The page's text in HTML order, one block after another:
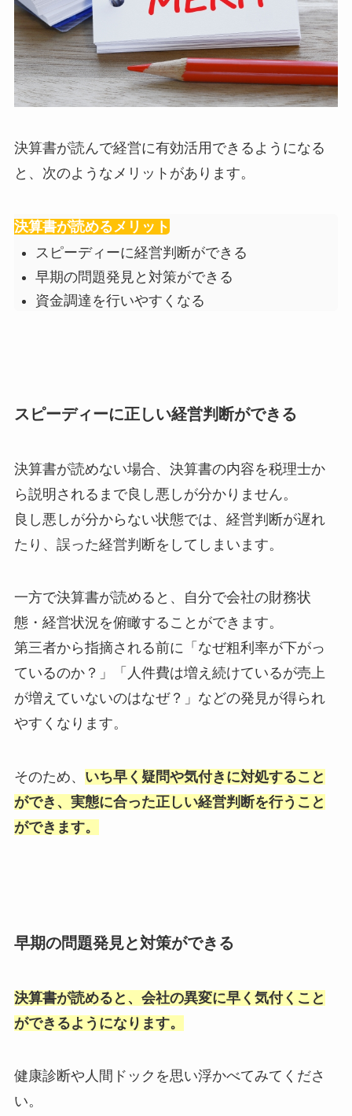
決算書が読んで経営に有効活用できるようになる
と、次のようなメリットがあります。
決算書が読めるメリット
スピーディーに経営判断ができる
早期の問題発見と対策ができる
資金調達を行いやすくなる
スピーディーに正しい経営判断ができる
決算書が読めない場合、決算書の内容を税理士か
ら説明されるまで良し悪しが分かりません。
良し悪しが分からない状態では、経営判断が遅れ
たり、誤った経営判断をしてしまいます。
一方で決算書が読めると、自分で会社の財務状
態・経営状況を俯瞰することができます。
第三者から指摘される前に「なぜ粗利率が下がっ
ているのか？」「人件費は増え続けているが売上
が増えていないのはなぜ？」などの発見が得られ
やすくなります。
そのため、 いち早く疑問や気付きに対処すること
ができ、実態に合った正しい経営判断を行うこと
ができます。
早期の問題発見と対策ができる
決算書が読めると、会社の異変に早く気付くこと
ができるようになります。
健康診断や人間ドックを思い浮かべてみてくださ
い。